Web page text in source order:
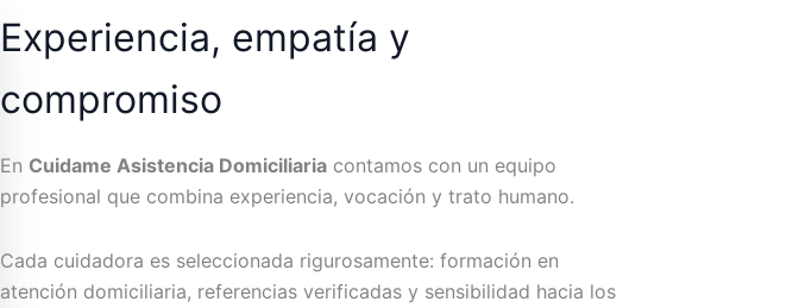
Experiencia, empatía y
compromiso
En Cuidame Asistencia Domiciliaria contamos con un equipo
profesional que combina experiencia, vocación y trato humano.
Cada cuidadora es seleccionada rigurosamente: formación en
atención domiciliaria, referencias verificadas y sensibilidad hacia los